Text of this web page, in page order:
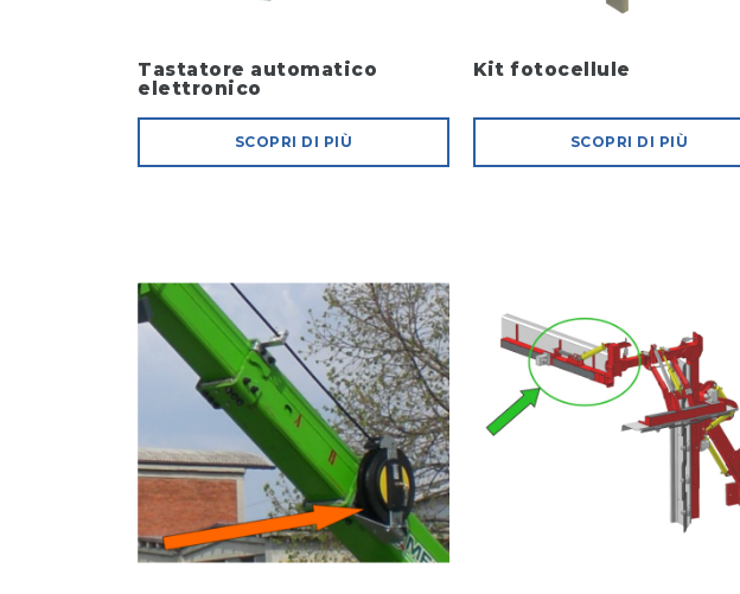
Tastatore automatico
elettronico
SCOPRI DI PIÙ
Kit fotocellule
SCOPRI DI PIÙ